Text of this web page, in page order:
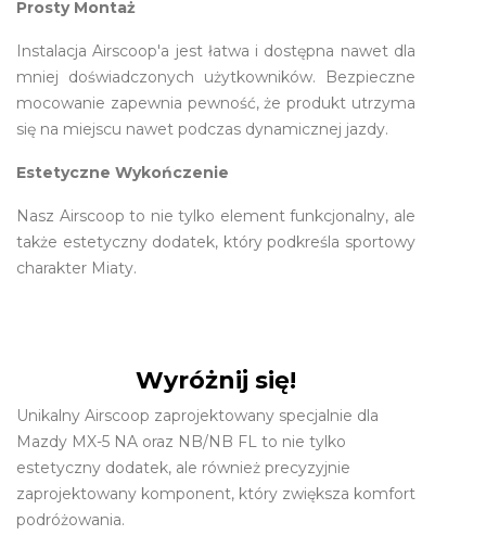
Prosty Montaż
Instalacja Airscoop'a jest łatwa i dostępna nawet dla
mniej doświadczonych użytkowników. Bezpieczne
mocowanie zapewnia pewność, że produkt utrzyma
się na miejscu nawet podczas dynamicznej jazdy.
Estetyczne Wykończenie
Nasz Airscoop to nie tylko element funkcjonalny, ale
także estetyczny dodatek, który podkreśla sportowy
charakter Miaty.
Wyróżnij się!
Unikalny Airscoop zaprojektowany specjalnie dla
Mazdy MX-5 NA oraz NB/NB FL to nie tylko
estetyczny dodatek, ale również precyzyjnie
zaprojektowany komponent, który zwiększa komfort
podróżowania.